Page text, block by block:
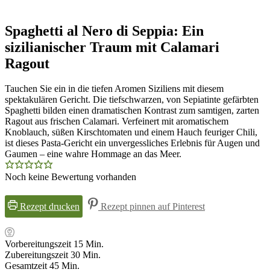
Spaghetti al Nero di Seppia: Ein
sizilianischer Traum mit Calamari
Ragout
Tauchen Sie ein in die tiefen Aromen Siziliens mit diesem
spektakulären Gericht. Die tiefschwarzen, von Sepiatinte gefärbten
Spaghetti bilden einen dramatischen Kontrast zum samtigen, zarten
Ragout aus frischen Calamari. Verfeinert mit aromatischem
Knoblauch, süßen Kirschtomaten und einem Hauch feuriger Chili,
ist dieses Pasta-Gericht ein unvergessliches Erlebnis für Augen und
Gaumen – eine wahre Hommage an das Meer.
Noch keine Bewertung vorhanden
Rezept drucken Rezept pinnen auf Pinterest
Vorbereitungszeit 15Minuten
Min.
Zubereitungszeit30Minuten
Min.
Gesamtzeit45Minuten
Min.